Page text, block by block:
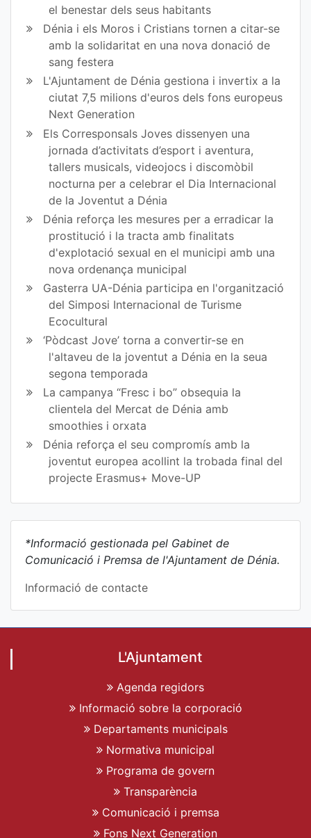
el benestar dels seus habitants
Dénia i els Moros i Cristians tornen a citar-se
amb la solidaritat en una nova donació de
sang festera
L'Ajuntament de Dénia gestiona i invertix a la
ciutat 7,5 milions d'euros dels fons europeus
Next Generation
Els Corresponsals Joves dissenyen una
jornada d’activitats d’esport i aventura,
tallers musicals, videojocs i discomòbil
nocturna per a celebrar el Dia Internacional
de la Joventut a Dénia
Dénia reforça les mesures per a erradicar la
prostitució i la tracta amb finalitats
d'explotació sexual en el municipi amb una
nova ordenança municipal
Gasterra UA-Dénia participa en l'organització
del Simposi Internacional de Turisme
Ecocultural
‘Pòdcast Jove’ torna a convertir-se en
l'altaveu de la joventut a Dénia en la seua
segona temporada
La campanya “Fresc i bo” obsequia la
clientela del Mercat de Dénia amb
smoothies i orxata
Dénia reforça el seu compromís amb la
joventut europea acollint la trobada final del
projecte Erasmus+ Move-UP
*Informació gestionada pel Gabinet de
Comunicació i Premsa de l'Ajuntament de Dénia.
Informació de contacte
L'Ajuntament
Agenda regidors
Informació sobre la corporació
Departaments municipals
Normativa municipal
Programa de govern
Transparència
Comunicació i premsa
Fons Next Generation